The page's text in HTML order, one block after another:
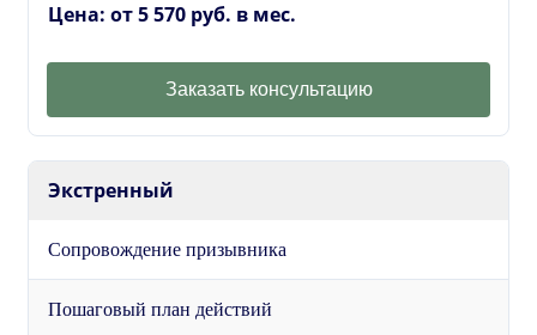
Цена: от 5 570 руб. в мес.
Заказать консультацию
Экстренный
Сопровождение призывника
Пошаговый план действий